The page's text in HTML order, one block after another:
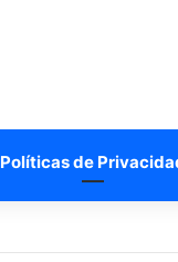
Políticas de